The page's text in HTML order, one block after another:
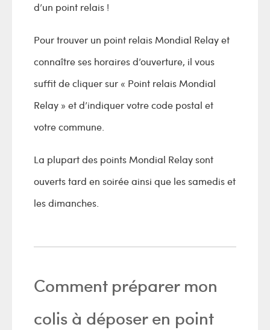
d’un point relais !
Pour trouver un point relais Mondial Relay et
connaître ses horaires d’ouverture, il vous
suffit de cliquer sur « Point relais Mondial
Relay » et d’indiquer votre code postal et
votre commune.
La plupart des points Mondial Relay sont
ouverts tard en soirée ainsi que les samedis et
les dimanches.
Comment préparer mon
colis à déposer en point